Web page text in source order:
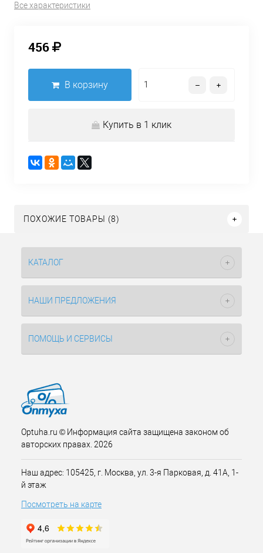
Все характеристики
456
В корзину
Купить в 1 клик
ПОХОЖИЕ ТОВАРЫ (8)
КАТАЛОГ
НАШИ ПРЕДЛОЖЕНИЯ
ПОМОЩЬ И СЕРВИСЫ
Optuha.ru © Информация сайта защищена законом об
авторских правах. 2026
Наш адрес: 105425, г. Москва, ул. 3-я Парковая, д. 41А, 1-
й этаж
Посмотреть на карте